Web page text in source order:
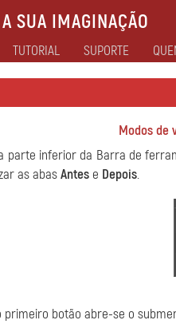
SUA IMAGINAÇÃO
TUTORIAL SUPORTE
Modos de
parte inferior da Barra de
as abasAntes e Depois.
primeiro botão abre-se o